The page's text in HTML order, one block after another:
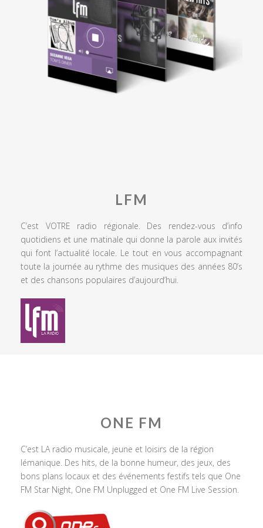
LFM
C’est VOTRE radio régionale. Des rendez-vous d’info
quotidiens et une matinale qui donne la parole aux invités
qui font l’actualité locale. Le tout en vous accompagnant
toute la journée au rythme des musiques des années 80’s
et des chansons populaires d’aujourd’hui.
ONE FM
C’est LA radio musicale, jeune et loisirs de la région
lémanique. Des hits, de la bonne humeur, des jeux, des
bons plans locaux et des événements festifs tels que One
FM Star Night, One FM Unplugged et One FM Live Session.